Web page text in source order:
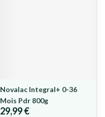
Novalac Integral+ 0-36
Mois Pdr 800g
29,99 €